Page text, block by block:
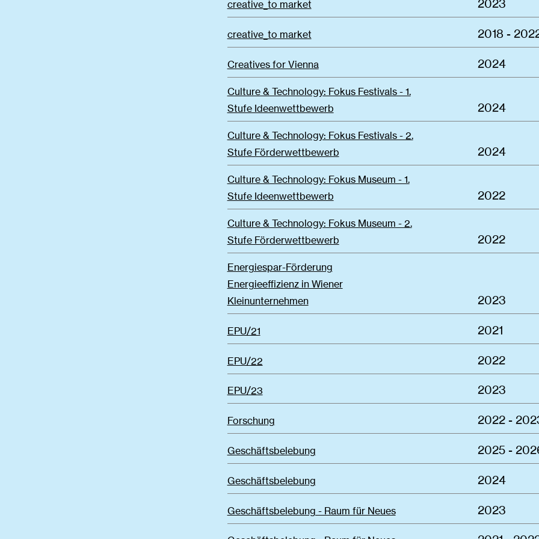
creative_to market 2023
creative_to market 2018 -
Creatives for Vienna 2024
Culture & Technology: Fokus Festivals - 1.
Stufe Ideenwettbewerb
2024
Culture & Technology: Fokus Festivals - 2.
Stufe Förderwettbewerb
2024
Culture & Technology: Fokus Museum - 1.
Stufe Ideenwettbewerb
2022
Culture & Technology: Fokus Museum - 2.
Stufe Förderwettbewerb
2022
Energiespar-Förderung
Energieeffizienz in Wiener
Kleinunternehmen
2023
EPU/21 2021
EPU/22 2022
EPU/23 2023
Forschung 2022 -
Geschäftsbelebung 2025 -
Geschäftsbelebung 2024
Geschäftsbelebung - Raum für Neues 2023